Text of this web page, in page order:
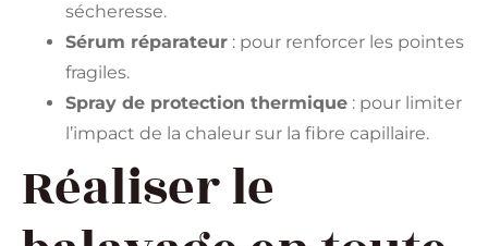
sécheresse.
Sérum réparateur : pour renforcer les pointes
fragiles.
Spray de protection thermique : pour limiter
l’impact de la chaleur sur la fibre capillaire.
Réaliser le